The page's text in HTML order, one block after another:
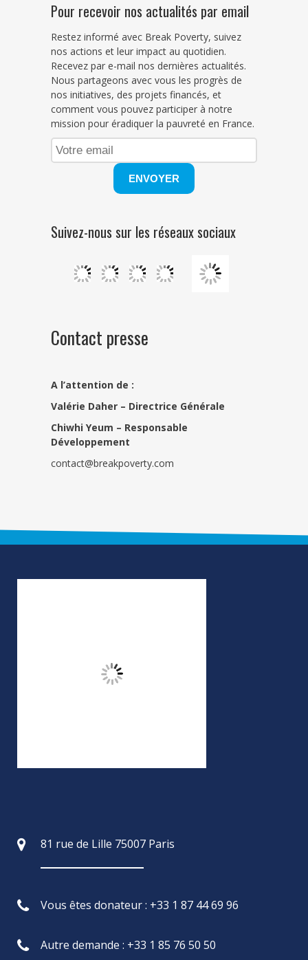
Pour recevoir nos actualités par email
Restez informé avec Break Poverty, suivez
nos actions et leur impact au quotidien.
Recevez par e-mail nos dernières actualités.
Nous partageons avec vous les progrès de
nos initiatives, des projets financés, et
comment vous pouvez participer à notre
mission pour éradiquer la pauvreté en France.
Suivez-nous sur les réseaux sociaux
Contact presse
A l’attention de :
Valérie Daher – Directrice Générale
Chiwhi Yeum – Responsable
Développement
contact@breakpoverty.com
81 rue de Lille 75007 Paris
Vous êtes donateur : +33 1 87 44 69 96
Autre demande : +33 1 85 76 50 50